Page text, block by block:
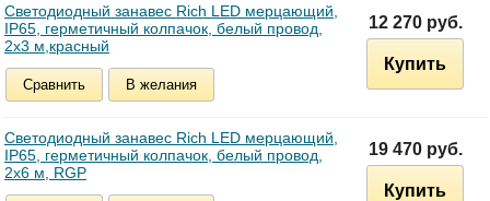
Светодиодный занавес Rich LED мерцающий,
IP65, герметичный колпачок, белый провод,
2х3 м,красный
Сравнить В желания
12 270 руб.
Купить
Светодиодный занавес Rich LED мерцающий,
IP65, герметичный колпачок, белый провод,
2х6 м, RGP
19 470 руб.
Купить